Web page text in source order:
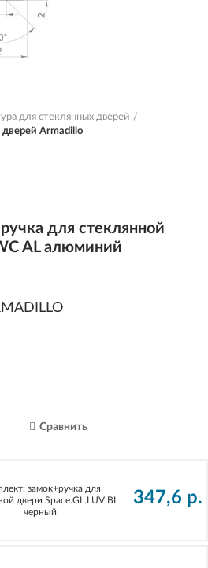
для стеклянных дверей
Armadillo
для стеклянной
AL алюминий
Сравнить
замок+ручка для
двери Space.GL.LUV BL
черный
347,6 р.